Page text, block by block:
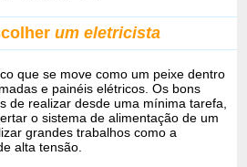
um eletricista
que se move como um peixe dentro
e painéis elétricos. Os bons
de realizar desde uma mínima tarefa,
o sistema de alimentação de um
grandes trabalhos como a
alta tensão.